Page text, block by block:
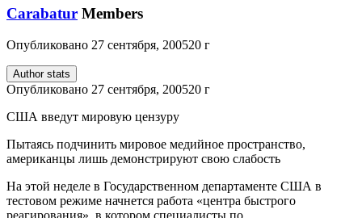
Carabatur Members
Опубликовано 27 сентября, 200520 г
Author stats
Опубликовано 27 сентября, 200520 г
США введут мировую цензуру
Пытаясь подчинить мировое медийное пространство,
американцы лишь демонстрируют свою слабость
На этой неделе в Государственном департаменте США в
тестовом режиме начнется работа «центра быстрого